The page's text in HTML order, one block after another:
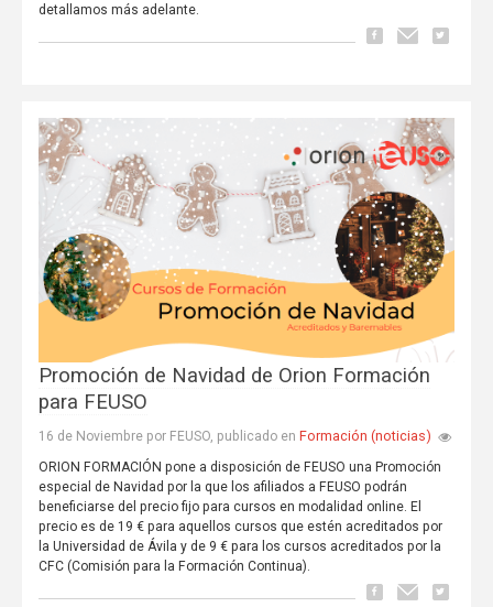
detallamos más adelante.
Promoción de Navidad de Orion Formación
para FEUSO
16 de Noviembre por FEUSO, publicado en Formación (noticias)
ORION FORMACIÓN pone a disposición de FEUSO una Promoción
especial de Navidad por la que los afiliados a FEUSO podrán
beneficiarse del precio fijo para cursos en modalidad online. El
precio es de 19 € para aquellos cursos que estén acreditados por
la Universidad de Ávila y de 9 € para los cursos acreditados por la
CFC (Comisión para la Formación Continua).